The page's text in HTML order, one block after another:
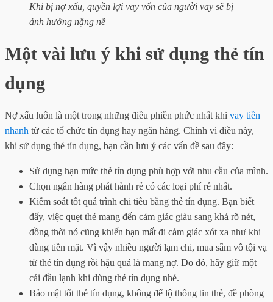
Khi bị nợ xấu, quyền lợi vay vốn của người vay sẽ bị
ảnh hưởng nặng nề
Một vài lưu ý khi sử dụng thẻ tín
dụng
Nợ xấu luôn là một trong những điều phiền phức nhất khi vay tiền
nhanh từ các tổ chức tín dụng hay ngân hàng. Chính vì điều này,
khi sử dụng thẻ tín dụng, bạn cần lưu ý các vấn đề sau đây:
Sử dụng hạn mức thẻ tín dụng phù hợp với nhu cầu của mình.
Chọn ngân hàng phát hành rẻ có các loại phí rẻ nhất.
Kiểm soát tốt quá trình chi tiêu bằng thẻ tín dụng. Bạn biết
đấy, việc quẹt thẻ mang đến cảm giác giàu sang khá rõ nét,
đồng thời nó cũng khiến bạn mất đi cảm giác xót xa như khi
dùng tiền mặt. Vì vậy nhiều người lạm chi, mua sắm vô tội vạ
từ thẻ tín dụng rồi hậu quả là mang nợ. Do đó, hãy giữ một
cái đầu lạnh khi dùng thẻ tín dụng nhé.
Bảo mật tốt thẻ tín dụng, không để lộ thông tin thẻ, đề phòng